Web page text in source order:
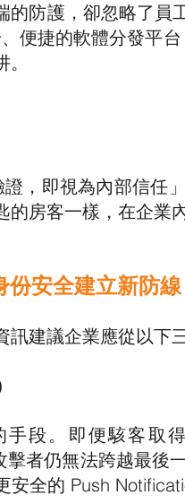
的防護，卻忽略了員
便捷的軟體分發平台
，即視為內部信任
房客一樣，在企業
份安全建立新防線
建議企業應從以下
手段。即便駭客取
擊者仍無法跨越最後
全的 Push